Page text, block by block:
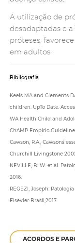
A utilização de
desadaptadas e
próteses,
em adultos.
Bibliografia
Keels MA and Clements
children. UpTo Date.
WA Health Child and
ChAMP Empiric
Cawson, R.A., Cawson´s
Churchill Livingstone
NEVILLE, B. W. et al.
2016.
REGEZI, Joseph.
Elsevier Brasil,2017.
ACORDOS E